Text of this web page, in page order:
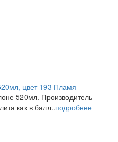
цвет 193 Пламя
520мл. Производитель -
как в балл..подробнее